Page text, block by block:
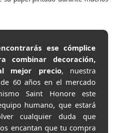
ese cómplice
combinar decoración,
mejor precio, nuestra
60 años en el mercado
Saint Honore este
humano, que estará
cualquier duda que
encantan que tu compra